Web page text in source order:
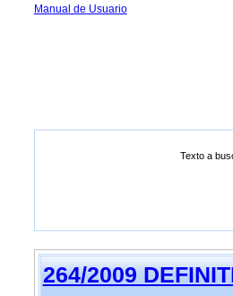
Manual de Usuario
Texto a
264/2009